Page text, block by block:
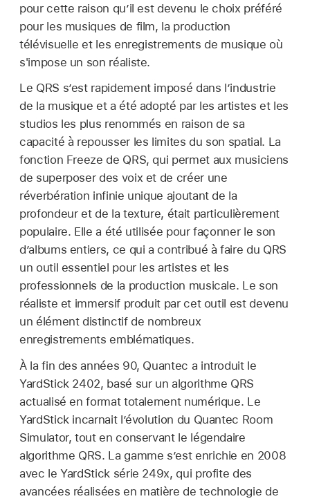
pour cette raison qu’il est devenu le choix préféré
pour les musiques de film, la production
télévisuelle et les enregistrements de musique où
s'impose un son réaliste.
Le QRS s’est rapidement imposé dans l’industrie
de la musique et a été adopté par les artistes et les
studios les plus renommés en raison de sa
capacité à repousser les limites du son spatial. La
fonction Freeze de QRS, qui permet aux musiciens
de superposer des voix et de créer une
réverbération infinie unique ajoutant de la
profondeur et de la texture, était particulièrement
populaire. Elle a été utilisée pour façonner le son
d’albums entiers, ce qui a contribué à faire du QRS
un outil essentiel pour les artistes et les
professionnels de la production musicale. Le son
réaliste et immersif produit par cet outil est devenu
un élément distinctif de nombreux
enregistrements emblématiques.
À la fin des années 90, Quantec a introduit le
YardStick 2402, basé sur un algorithme QRS
actualisé en format totalement numérique. Le
YardStick incarnait l’évolution du Quantec Room
Simulator, tout en conservant le légendaire
algorithme QRS. La gamme s’est enrichie en 2008
avec le YardStick série 249x, qui profite des
avancées réalisées en matière de technologie de